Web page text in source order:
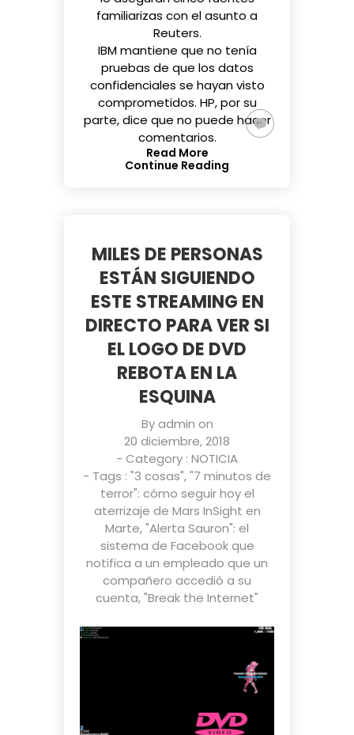
familiarizas con el asunto a
Reuters.
IBM mantiene que no tenía
pruebas de que los datos
confidenciales se hayan visto
comprometidos. HP, por su
parte, dice que no puede hacer
comentarios.
Read More
Continue Reading
MILES DE PERSONAS
ESTÁN SIGUIENDO
ESTE STREAMING EN
DIRECTO PARA VER SI
EL LOGO DE DVD
REBOTA EN LA
ESQUINA
Byadmin on
20 diciembre, 2018
- Category : NOTICIA
- Tags : "3 cosas","7 minutos de
terror": cómo seguir hoy el
aterrizaje de Mars InSight en
Marte,"Alerta Sauron": el
sistema de Facebook que
notifica a un empleado que un
compañero accedió a su
cuenta,"Break the Internet"